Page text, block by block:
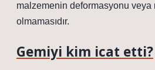
malzemenin deformasyonu veya
olmamasıdır.
Gemiyi kim icat etti?